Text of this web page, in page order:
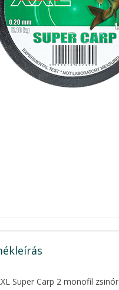
Super Carp 2 monofil zsinór